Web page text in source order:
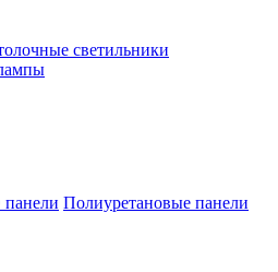
светильники
Полиуретановые панели